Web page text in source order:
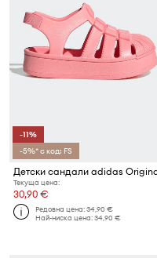
-11%
-5%* с код: FS
Текуща цена:
30,90 €
Редовна цена:34,90 €
Най-ниска цена:34,90 €